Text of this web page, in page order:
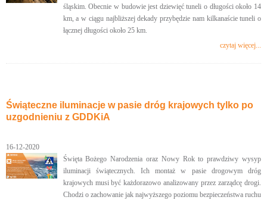
śląskim. Obecnie w budowie jest dziewięć tuneli o długości około 14
km, a w ciągu najbliższej dekady przybędzie nam kilkanaście tuneli o
łącznej długości około 25 km.
czytaj więcej...
Świąteczne iluminacje w pasie dróg krajowych tylko po
uzgodnieniu z GDDKiA
16-12-2020
Święta Bożego Narodzenia oraz Nowy Rok to prawdziwy wysyp
iluminacji świątecznych. Ich montaż w pasie drogowym dróg
krajowych musi być każdorazowo analizowany przez zarządcę drogi.
Chodzi o zachowanie jak najwyższego poziomu bezpieczeństwa ruchu